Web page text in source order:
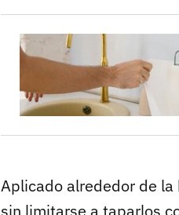
Aplicado alrededor de la
sin limitarse a taparlos